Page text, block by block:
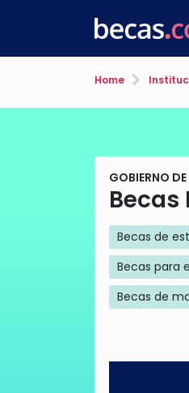
Home
GOBIERNO
Becas de
Becas para
Becas de